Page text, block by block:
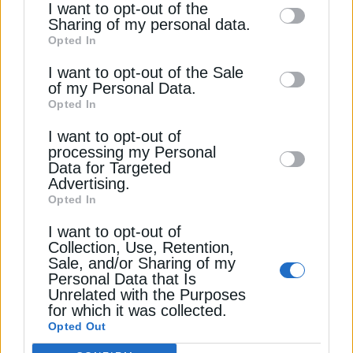
information by third parties on the IAB’s list
of downstream participants. This
information may also be disclosed by us to
third parties on theIAB’s List of
Downstream Participants
disclose it to other third parties.
I want to opt-out of the
Sharing of my personal data.
Opted In
I want to opt-out of the Sale
of my Personal Data.
Opted In
I want to opt-out of
processing my Personal
Data for Targeted
Advertising.
Opted In
I want to opt-out of
Collection, Use, Retention,
Sale, and/or Sharing of my
Personal Data that Is
Unrelated with the Purposes
for which it was collected.
Opted Out
Ιταλία: Διακοπές ρεύματος στο Τορίνο λόγω
καύσωνα
ΔΕΔΔΗΕ ΔΙΑΚΟΠΕΣ ΡΕΥΜΑΤΟΣ
ΔΕΊΤΕ ΕΠΊΣΗΣ